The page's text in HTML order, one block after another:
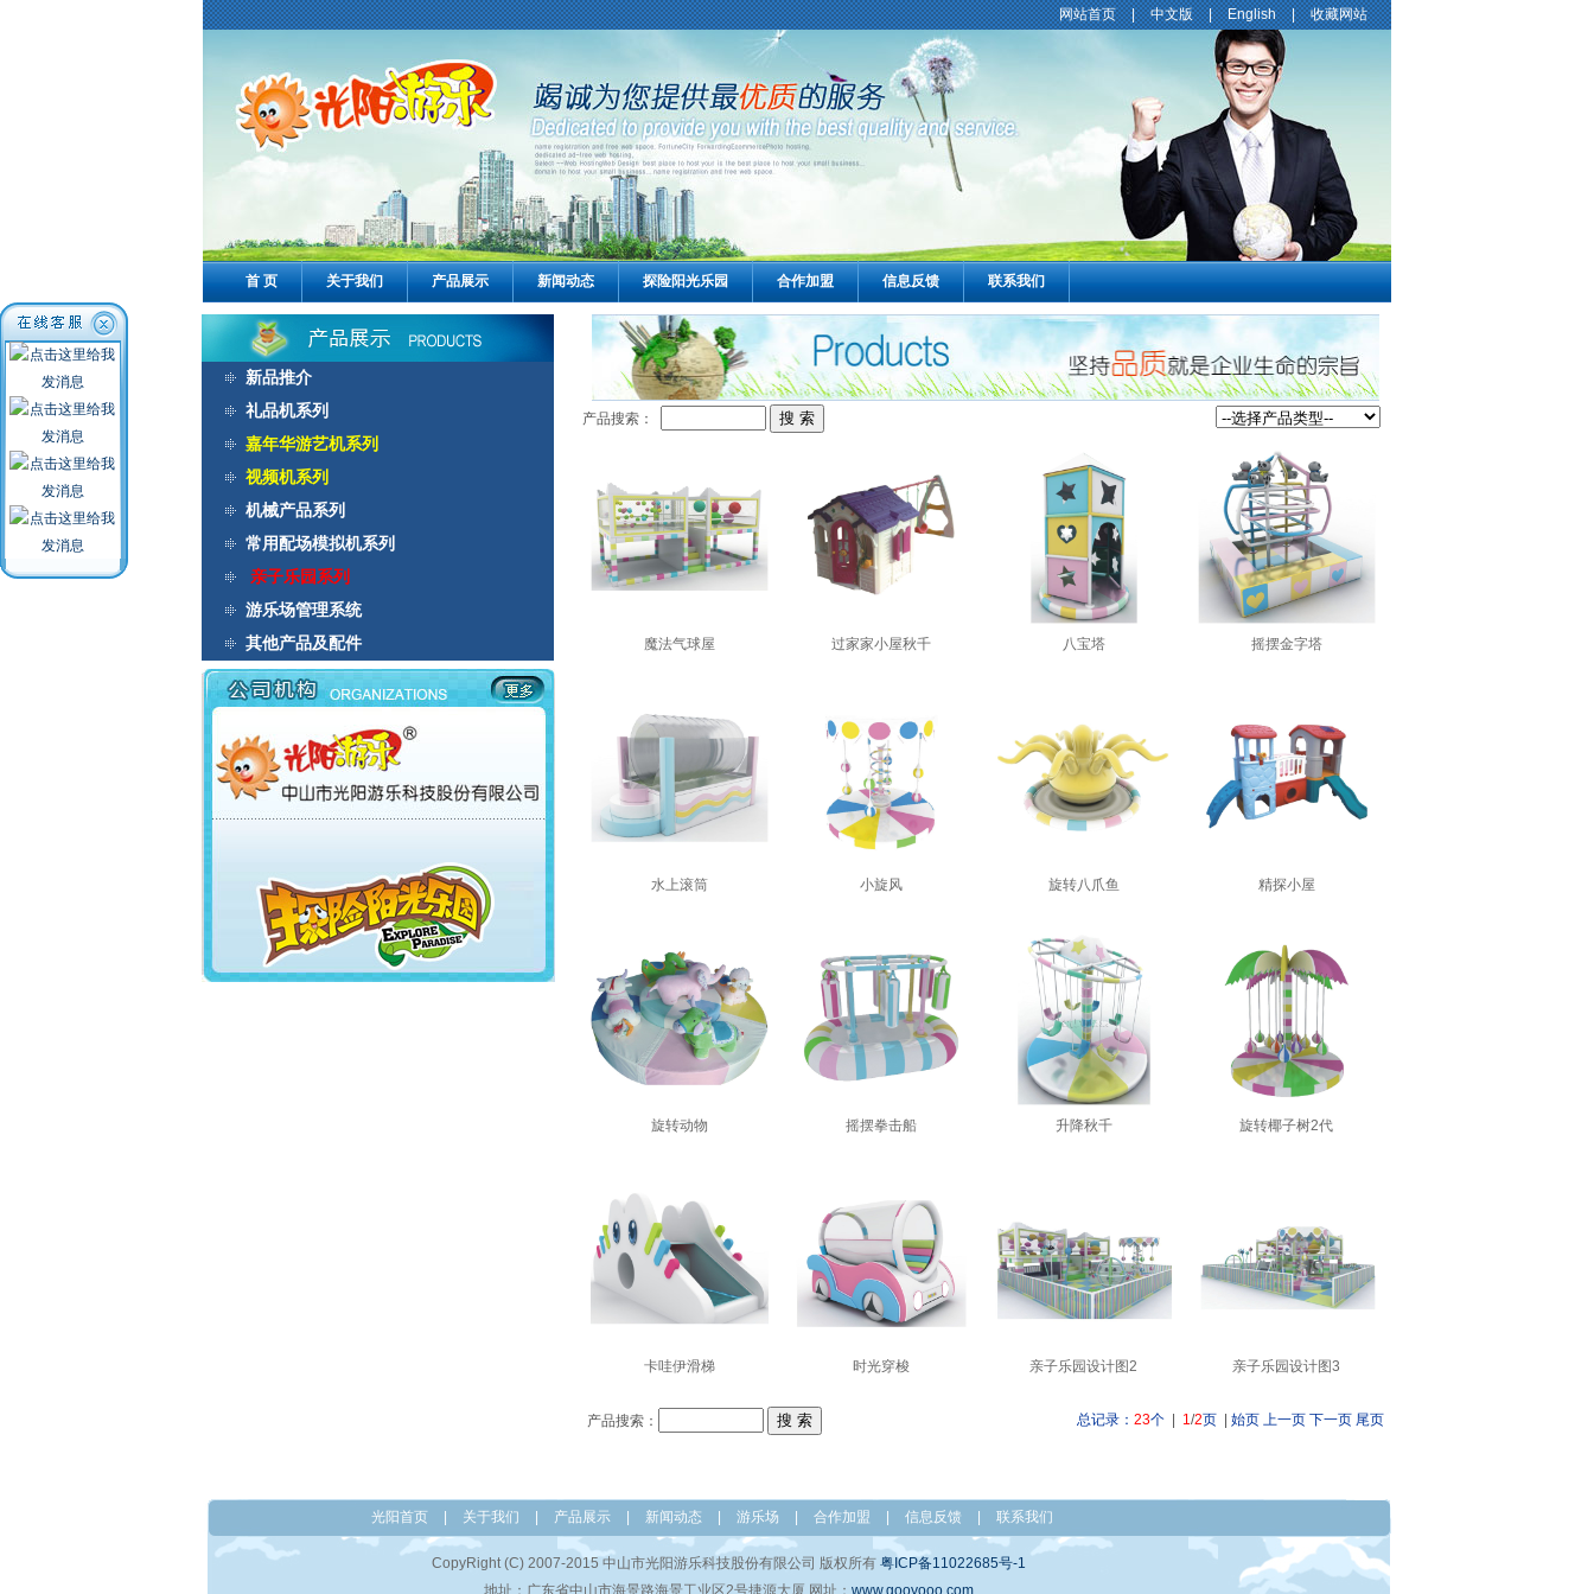
网站首页 | 中文版 | English | 收藏网站
首 页 关于我们 产品展示 新闻动态 探险阳光乐园 合作加盟 信息反馈 联系我们
新品推介
礼品机系列
嘉年华游艺机系列
视频机系列
机械产品系列
常用配场模拟机系列
亲子乐园系列
游乐场管理系统
其他产品及配件
产品搜索：
魔法气球屋 过家家小屋秋千 八宝塔 摇摆金字塔
水上滚筒 小旋风 旋转八爪鱼 精探小屋
旋转动物 摇摆拳击船 升降秋千 旋转椰子树2代
卡哇伊滑梯 时光穿梭 亲子乐园设计图2 亲子乐园设计图3
产品搜索： 总记录： 23个 1/2页 始页 上一页 下一页 尾页
光阳首页 关于我们 产品展示 新闻动态 游乐场 合作加盟 信息反馈 联系我们
CopyRight (C) 2007-2015 中山市光阳游乐科技股份有限公司 版权所有 粤ICP备11022685号-1
地址：广东省中山市海景路海景工业区2号捷源大厦 网址： www.gooyooo.com